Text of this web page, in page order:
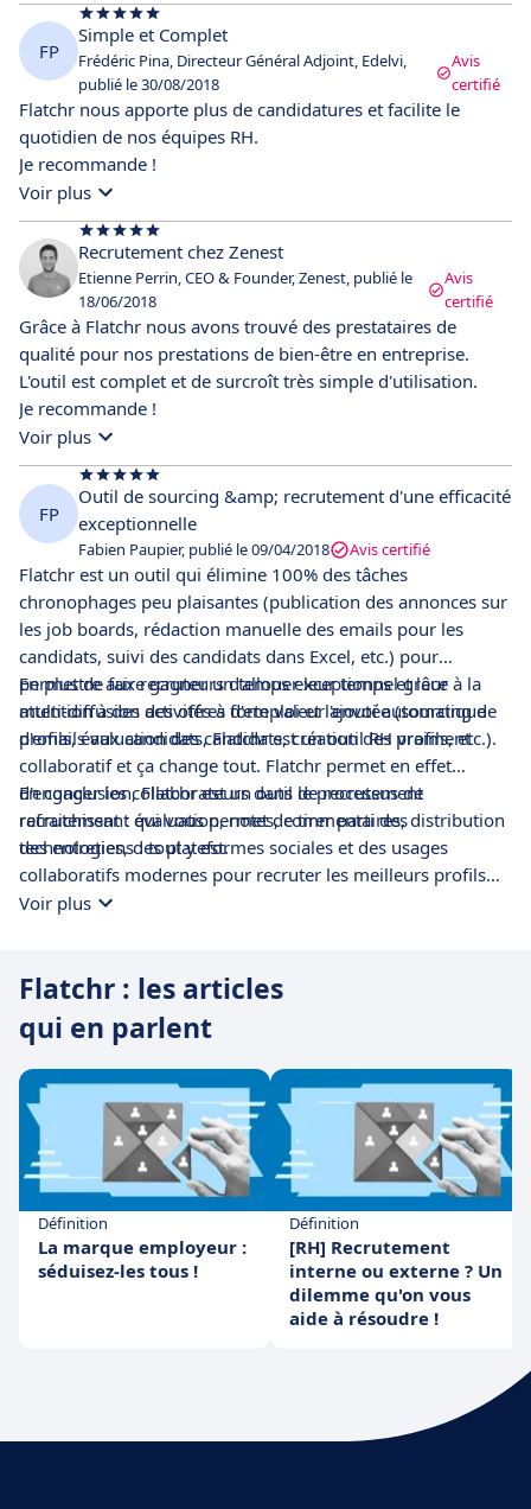
FP
Simple et Complet
Frédéric Pina, Directeur Général Adjoint, Edelvi,
publié le 30/08/2018
Avis
certifié
Flatchr nous apporte plus de candidatures et facilite le
quotidien de nos équipes RH.
Je recommande !
Voir plus
Recrutement chez Zenest
Etienne Perrin, CEO & Founder, Zenest, publié le
18/06/2018
Avis
certifié
Grâce à Flatchr nous avons trouvé des prestataires de
qualité pour nos prestations de bien-être en entreprise.
L'outil est complet et de surcroît très simple d'utilisation.
Je recommande !
Voir plus
FP
Outil de sourcing &amp; recrutement d'une efficacité
exceptionnelle
Fabien Paupier, publié le 09/04/2018 Avis certifié
Flatchr est un outil qui élimine 100% des tâches
chronophages peu plaisantes (publication des annonces sur
les job boards, rédaction manuelle des emails pour les
candidats, suivi des candidats dans Excel, etc.) pour
permettre aux recruteurs d'allouer leur temps et leur
attention à des activités à forte valeur ajoutée (sourcing de
profils, évaluation des candidats, création des profils, etc.).
En plus de faire gagner un temps exceptionnel grâce à la
multi-diffusion des offres d'emploi et l'envoi automatique
d'emails aux candidats, Flatchr est un outil RH vraiment
collaboratif et ça change tout. Flatchr permet en effet
d'engager les collaborateurs dans le processus de
recrutement : évaluation, notes, commentaires, distribution
des entretiens : tout y est.
En conclusion, Flatchr est un outil de recrutement
rafraichissant qui vous permet de tirer parti des
technologies, des plateformes sociales et des usages
collaboratifs modernes pour recruter les meilleurs profils
avant vos concurrents.
Voir plus
Flatchr : les articles
qui en parlent
Définition
La marque employeur :
séduisez-les tous !
Définition
[RH] Recrutement
interne ou externe ? Un
dilemme qu'on vous
aide à résoudre !